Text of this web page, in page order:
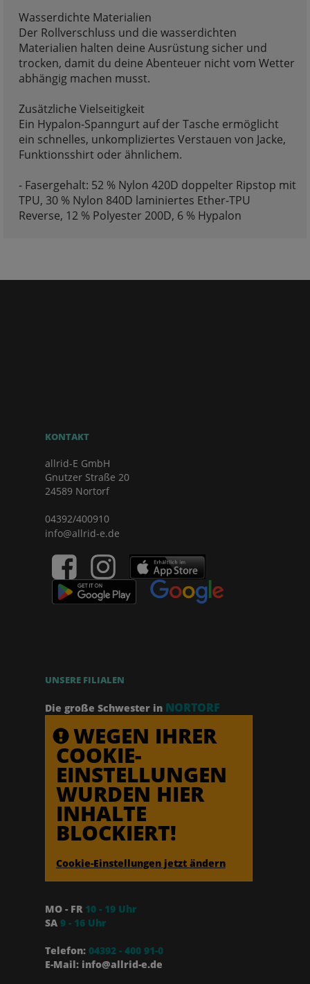
Wasserdichte Materialien
Der Rollverschluss und die wasserdichten
Materialien halten deine Ausrüstung sicher und
trocken, damit du deine Abenteuer nicht vom Wetter
abhängig machen musst.
Zusätzliche Vielseitigkeit
Ein Hypalon-Spanngurt auf der Tasche ermöglicht
ein schnelles, unkompliziertes Verstauen von Jacke,
Funktionsshirt oder ähnlichem.
- Fasergehalt: 52 % Nylon 420D doppelter Ripstop mit
TPU, 30 % Nylon 840D laminiertes Ether-TPU
Reverse, 12 % Polyester 200D, 6 % Hypalon
KONTAKT
allrid-E GmbH
Gnutzer Straße 20
24589 Nortorf
04392/400910
info@allrid-e.de
UNSERE FILIALEN
Die große Schwester in NORTORF
WEGEN IHRER
COOKIE-
EINSTELLUNGEN
WURDEN HIER
INHALTE
BLOCKIERT!
Cookie-Einstellungen jetzt ändern
MO - FR 10 - 19 Uhr
SA 9 - 16 Uhr
Telefon: 04392 - 400 91-0
E-Mail: info@allrid-e.de